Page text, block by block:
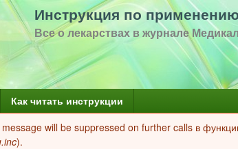
Перейти
к
содержанию
Инструкция по
Все о лекарствах в журнале Медикал
Как читать инструкции
will be suppressed on further calls в
).